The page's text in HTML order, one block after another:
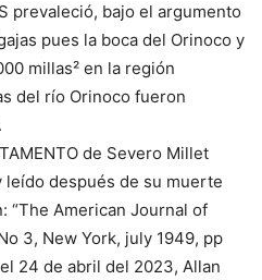
prevaleció, bajo el argumento
pues la boca del Orinoco y
millas² en la región
del río Orinoco fueron
de Severo Millet
leído después de su muerte
“The American Journal of
3, New York, july 1949, pp
24 de abril del 2023, Allan